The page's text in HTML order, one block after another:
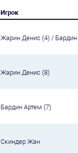
Игрок
Жарин Денис (4) / Бардин
Жарин Денис (8)
Бардин Артем (7)
Скиндер Жан